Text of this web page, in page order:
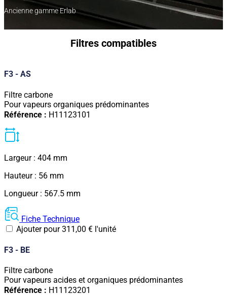
Ancienne gamme Erlab
Filtres compatibles
F3 - AS
Filtre carbone
Pour vapeurs organiques prédominantes
Référence : H11123101
Largeur : 404 mm
Hauteur : 56 mm
Longueur : 567.5 mm
Fiche Technique
Ajouter pour311,00 € l'unité
F3 - BE
Filtre carbone
Pour vapeurs acides et organiques prédominantes
Référence : H11123201